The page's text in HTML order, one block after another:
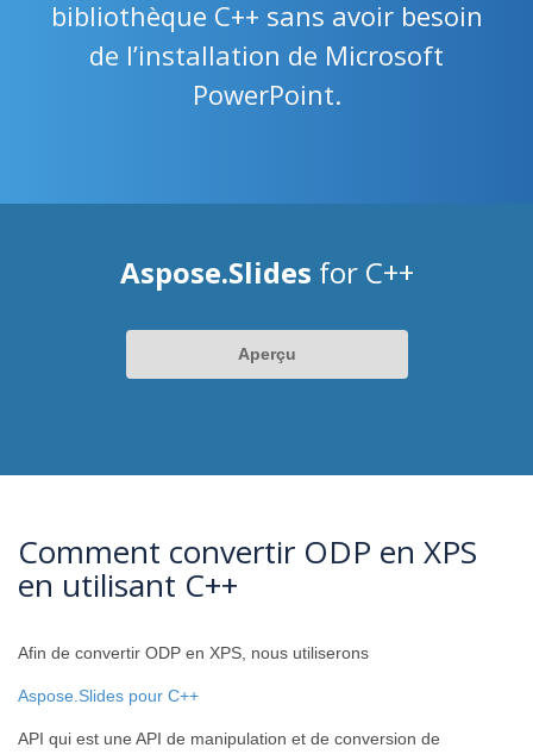
bibliothèque C++ sans avoir besoin
de l’installation de Microsoft
PowerPoint.
Aspose.Slides for C++
Aperçu
Comment convertir ODP en XPS
en utilisant C++
Afin de convertir ODP en XPS, nous utiliserons
Aspose.Slides pour C++
API qui est une API de manipulation et de conversion de